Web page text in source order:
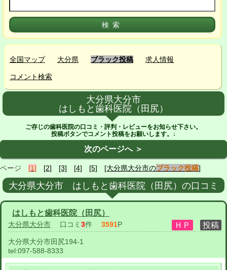
全国マップ 大分県 ブラック投稿 求人情報
コメント検索
大分県大分市
はしもと歯科医院（田尻）
ご存じの歯科医院の口コミ・評判・レビューをお知らせ下さい。
投稿ボタンでコメント投稿をお願いします。↓
次のページへ ＞
ページ [1] [2] [3] [4] [5] [大分県大分市のブラック投稿]
大分県大分市 はしもと歯科医院（田尻）の口コミ
はしもと歯科医院（田尻）
大分県大分市 口コミ 3件 3591P
大分県大分市田尻194-1
tel:097-588-8333